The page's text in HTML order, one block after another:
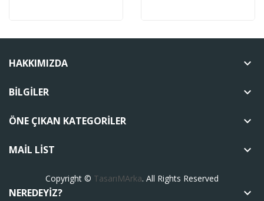
HAKKIMIZDA keyboard_arrow_down
BILGILER keyboard_arrow_down
ÖNE ÇIKAN KATEGORILER keyboard_arrow_down
MAIL LIST keyboard_arrow_down
Copyright © TasarıMArka. All Rights Reserved
NEREDEYIZ? keyboard_arrow_down